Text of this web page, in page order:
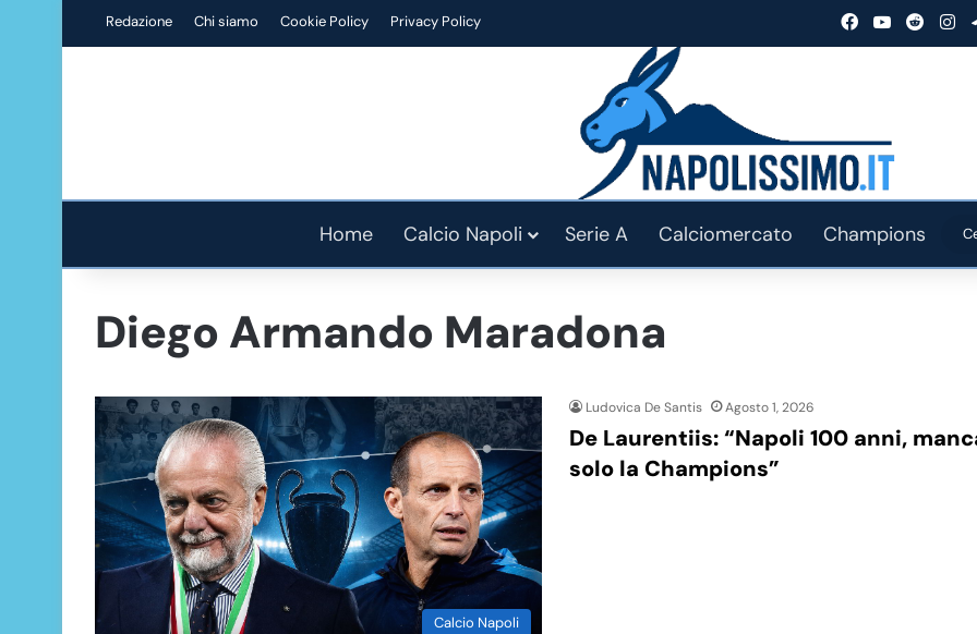
Redazione Chi siamo Cookie Policy Privacy Policy FacebookYou TubeReddit
Home Calcio Napoli Serie A Calciomercato Champions
Diego Armando Maradona
Calcio Napoli
Ludovica De Santis Agosto 1, 2026
De Laurentiis: “Napoli 100 anni,
solo la Champions”